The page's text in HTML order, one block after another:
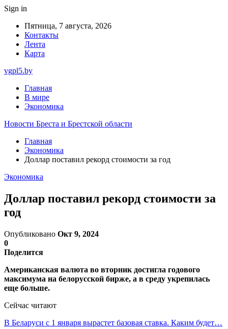
Sign in
Пятница, 7 августа, 2026
Контакты
Лента
Карта
vgpl5.by
Главная
В мире
Экономика
Новости Бреста и Брестской области
Главная
Экономика
Доллар поставил рекорд стоимости за год
Экономика
Доллар поставил рекорд стоимости за
год
Опубликовано Окт 9, 2024
0
Поделится
Американская валюта во вторник достигла годового
максимума на белорусской бирже, а в среду укрепилась
еще больше.
Сейчас читают
В Беларуси с 1 января вырастет базовая ставка. Каким будет…